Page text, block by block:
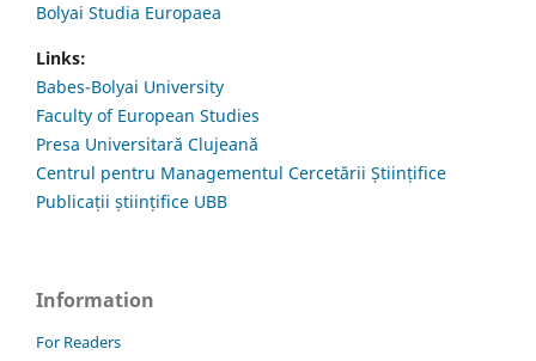
Bolyai Studia Europaea
Links:
Babes-Bolyai University
Faculty of European Studies
Presa Universitară Clujeană
Centrul pentru Managementul Cercetării Științifice
Publicații științifice UBB
Information
For Readers